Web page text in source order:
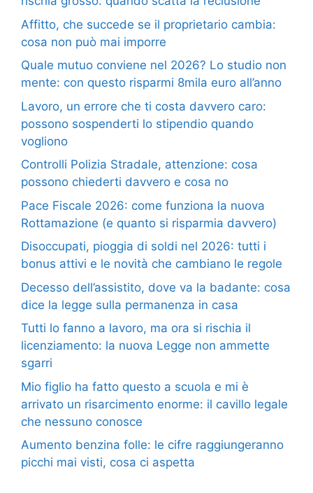
Affitto, che succede se il proprietario cambia:
cosa non può mai imporre
Quale mutuo conviene nel 2026? Lo studio non
mente: con questo risparmi 8mila euro all’anno
Lavoro, un errore che ti costa davvero caro:
possono sospenderti lo stipendio quando
vogliono
Controlli Polizia Stradale, attenzione: cosa
possono chiederti davvero e cosa no
Pace Fiscale 2026: come funziona la nuova
Rottamazione (e quanto si risparmia davvero)
Disoccupati, pioggia di soldi nel 2026: tutti i
bonus attivi e le novità che cambiano le regole
Decesso dell’assistito, dove va la badante: cosa
dice la legge sulla permanenza in casa
Tutti lo fanno a lavoro, ma ora si rischia il
licenziamento: la nuova Legge non ammette
sgarri
Mio figlio ha fatto questo a scuola e mi è
arrivato un risarcimento enorme: il cavillo legale
che nessuno conosce
Aumento benzina folle: le cifre raggiungeranno
picchi mai visti, cosa ci aspetta